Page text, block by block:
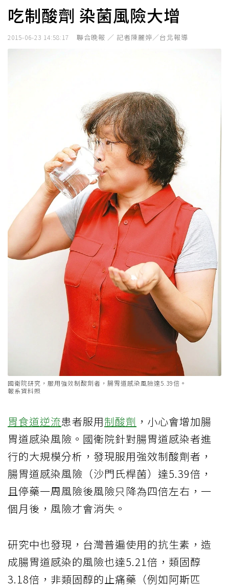
吃制酸劑 染菌風險大增
2015-06-23 14:58:17 聯合晚報 ／ 記者陳麗婷／台北報導
國衛院研究，服用強效制酸劑者，腸胃道感染風險達5.39倍。
報系資料照
胃食道逆流患者服用制酸劑 ，小心會增加腸
胃道感染風險。國衛院針對腸胃道感染者進
行的大規模分析，發現服用強效制酸劑者，
腸胃道感染風險（沙門氏桿菌）達5.39倍，
且停藥一周風險後風險只降為四倍左右，一
個月後，風險才會消失。
研究中也發現，台灣普遍使用的抗生素，造
成腸胃道感染的風險也達5.21倍，類固醇
3.18倍，非類固醇的止痛藥（例如阿斯匹